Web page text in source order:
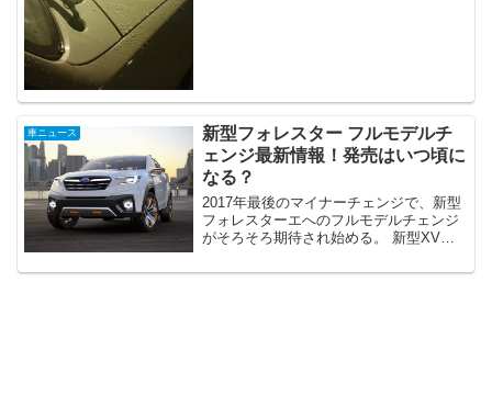
車ニュース
新型フォレスター フルモデルチ
ェンジ最新情報！発売はいつ頃に
なる？
2017年最後のマイナーチェンジで、新型
フォレスターエへのフルモデルチェンジ
がそろそろ期待され始める。 新型XVの
にとって、フォレスターは重要な存在